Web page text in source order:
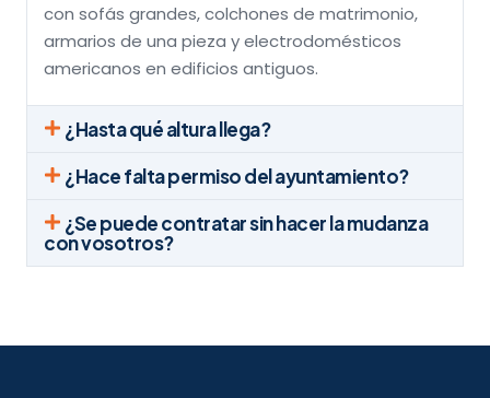
con sofás grandes, colchones de matrimonio,
armarios de una pieza y electrodomésticos
americanos en edificios antiguos.
¿Hasta qué altura llega?
¿Hace falta permiso del ayuntamiento?
¿Se puede contratar sin hacer la mudanza
con vosotros?